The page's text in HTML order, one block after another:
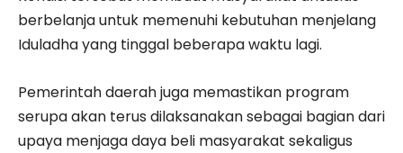
berbelanja untuk memenuhi kebutuhan menjelang
Iduladha yang tinggal beberapa waktu lagi.
Pemerintah daerah juga memastikan program
serupa akan terus dilaksanakan sebagai bagian dari
upaya menjaga daya beli masyarakat sekaligus